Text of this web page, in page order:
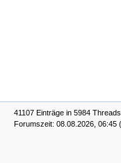
41107 Einträge in 5984
Forumszeit: 08.08.2026, 06:45